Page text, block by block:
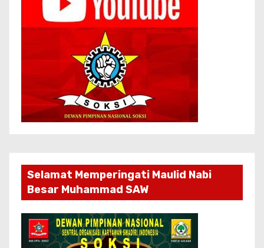
Selamat Memperingati Maulid Nabi
Besar Muhammad SAW